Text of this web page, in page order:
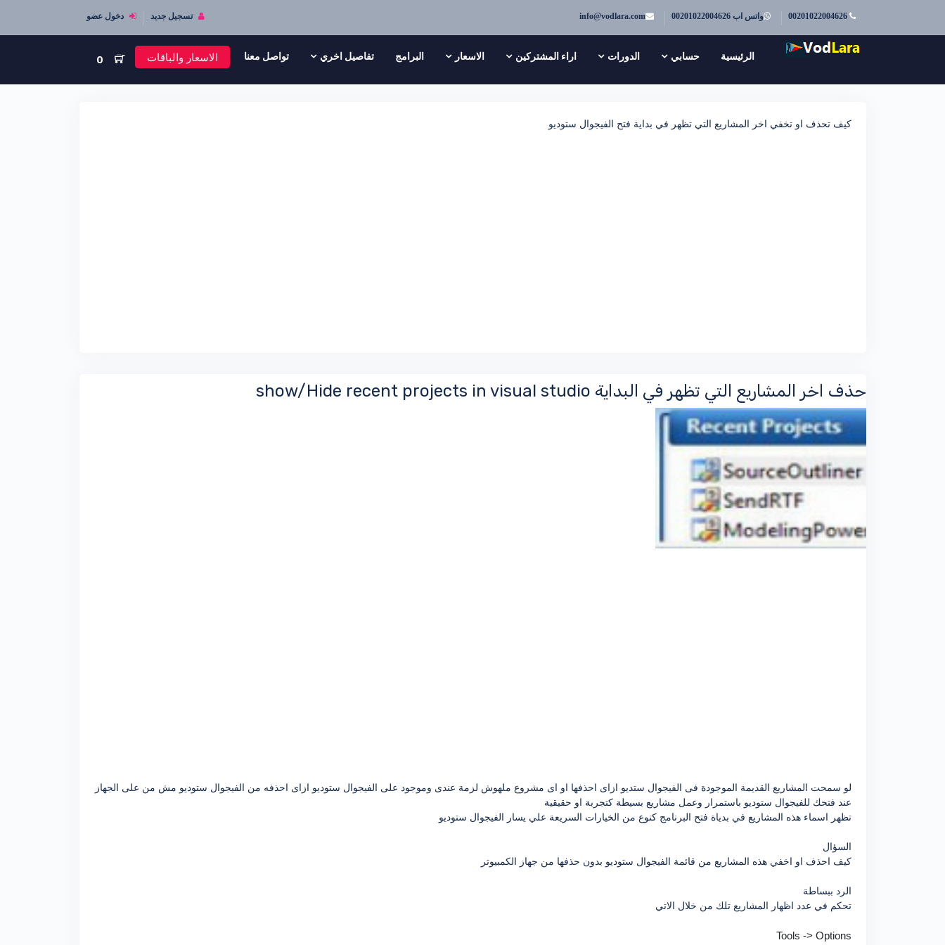
00201022004626 واتس اب 00201022004626 info@vodlara.com تسجيل جديد دخول عضو
الاسعار والباقات 0 الرئيسية حسابي الدورات اراء المشتركين الاسعار البرامج تفاصيل اخري تواصل معنا
كيف تحذف او تخفي اخر المشاريع التي تظهر في بداية فتح الفيجوال ستوديو
حذف اخر المشاريع التي تظهر في البداية show/Hide recent projects in visual studio
لو سمحت المشاريع القديمة الموجودة فى الفيجوال ستديو ازاى احذفها او اى مشروع ملهوش لزمة عندى وموجود على الفيجوال ستوديو ازاى احذفه من الفيجوال ستوديو مش من على الجهاز
عند فتحك للفيجوال ستوديو باستمرار وعمل مشاريع بسيطة كتجربة او حقيقية
تظهر اسماء هذه المشاريع في بدياة فتح البرنامج كنوع من الخيارات السريعة علي يسار الفيجوال ستوديو
السؤال
كيف احذف او اخفي هذه المشاريع من قائمة الفيجوال ستوديو بدون حذفها من جهاز الكمبيوتر
الرد ببساطة
تحكم في عدد اظهار المشاريع تلك من خلال الاتي
Tools -> Options